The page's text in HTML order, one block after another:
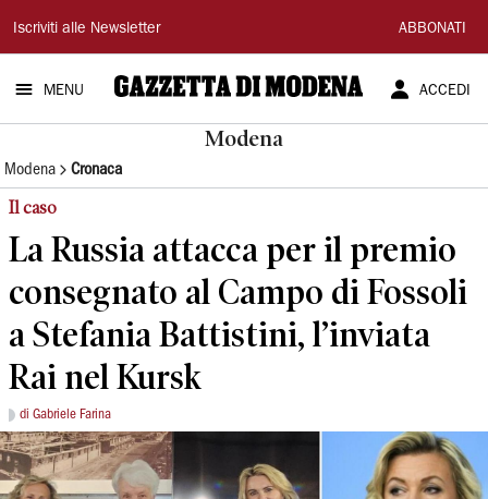
Gazzetta
di
Modena
Iscriviti alle Newsletter ABBONATI
MENU ACCEDI
Modena
Modena Cronaca
Il caso
La Russia attacca per il premio
consegnato al Campo di Fossoli
a Stefania Battistini, l’inviata
Rai nel Kursk
di Gabriele Farina